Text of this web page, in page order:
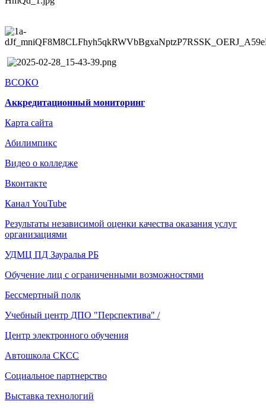
ВСОКО
Аккредитационный мониторинг
Карта сайта
Абилимпикс
Видео о колледже
Вконтакте
Канал YouTube
Результаты независимой оценки качества оказания услуг
организациями
УДМЦ ПД Зауралья РБ
Обучение лиц с ограниченными возможностями
Бессмертный полк
Учебный центр ДПО "Перспектива" /
Центр электронного обучения
Автошкола СКСС
Социальное партнерство
Выставка технологий